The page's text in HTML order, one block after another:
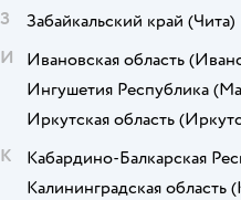
З
Забайкальский край (Чита)
И
Ивановская область
Ингушетия Республика
Иркутская область
К
Кабардино-Балкарская
Калининградская область